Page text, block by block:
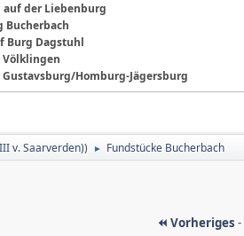
auf der Liebenburg
Bucherbach
Burg Dagstuhl
Völklingen
Homburg-Jägersburg
v. Saarverden)) ► Fundstücke Bucherbach
⏪ Vorheriges -